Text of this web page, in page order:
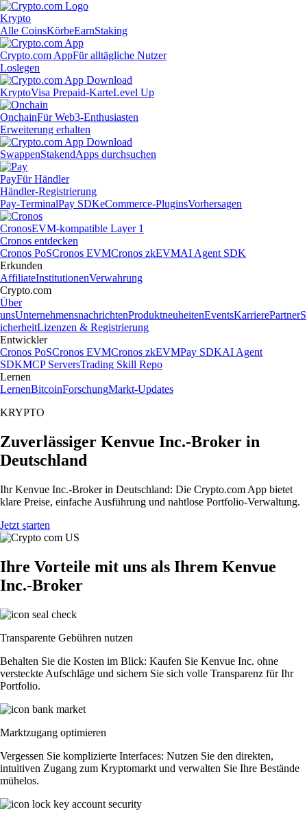
Krypto
Alle CoinsKörbeEarnStaking
Crypto.com AppFür alltägliche Nutzer
Loslegen
KryptoVisa Prepaid-KarteLevel Up
OnchainFür Web3-Enthusiasten
Erweiterung erhalten
SwappenStakendApps durchsuchen
PayFür Händler
Händler-Registrierung
Pay-TerminalPay SDKeCommerce-PluginsVorhersagen
CronosEVM-kompatible Layer 1
Cronos entdecken
Cronos PoSCronos EVMCronos zkEVMAI Agent SDK
Erkunden
AffiliateInstitutionenVerwahrung
Crypto.com
Über
unsUnternehmensnachrichtenProduktneuheitenEventsKarrierePartnerS
icherheitLizenzen & Registrierung
Entwickler
Cronos PoSCronos EVMCronos zkEVMPay SDKAI Agent
SDKMCP ServersTrading Skill Repo
Lernen
LernenBitcoinForschungMarkt-Updates
KRYPTO
Zuverlässiger Kenvue Inc.-Broker in
Deutschland
Ihr Kenvue Inc.-Broker in Deutschland: Die Crypto.com App bietet
klare Preise, einfache Ausführung und nahtlose Portfolio-Verwaltung.
Jetzt starten
Ihre Vorteile mit uns als Ihrem Kenvue
Inc.-Broker
Transparente Gebühren nutzen
Behalten Sie die Kosten im Blick: Kaufen Sie Kenvue Inc. ohne
versteckte Aufschläge und sichern Sie sich volle Transparenz für Ihr
Portfolio.
Marktzugang optimieren
Vergessen Sie komplizierte Interfaces: Nutzen Sie den direkten,
intuitiven Zugang zum Kryptomarkt und verwalten Sie Ihre Bestände
mühelos.